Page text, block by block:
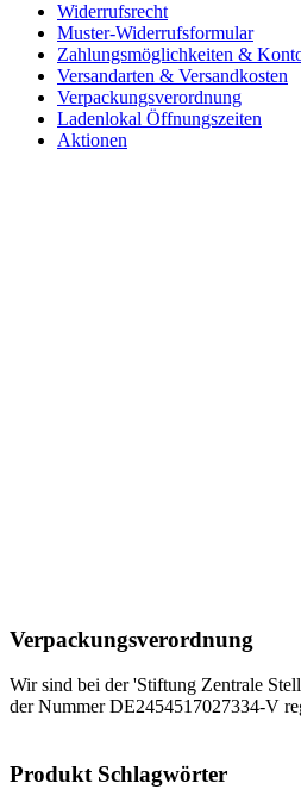
Widerrufsrecht
Muster-Widerrufsformular
Zahlungsmöglichkeiten &
Versandarten & Versandkosten
Verpackungsverordnung
Ladenlokal Öffnungszeiten
Aktionen
Verpackungsverordnung
Wir sind bei der 'Stiftung Zentrale
der Nummer DE2454517027334-V
Produkt Schlagwörter